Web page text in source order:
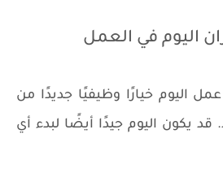
اليوم في العمل
اليوم خيارًا وظيفيًا جديدًا من
يكون اليوم جيدًا أيضًا لبدء أي